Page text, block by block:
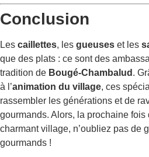
Conclusion
Les caillettes, les gueuses et les
que des plats : ce sont des
tradition de Bougé-Chambalud .
à l’animation du village, ces
rassembler les générations et de
gourmands. Alors, la prochaine
charmant village, n’oubliez pas de
gourmands !